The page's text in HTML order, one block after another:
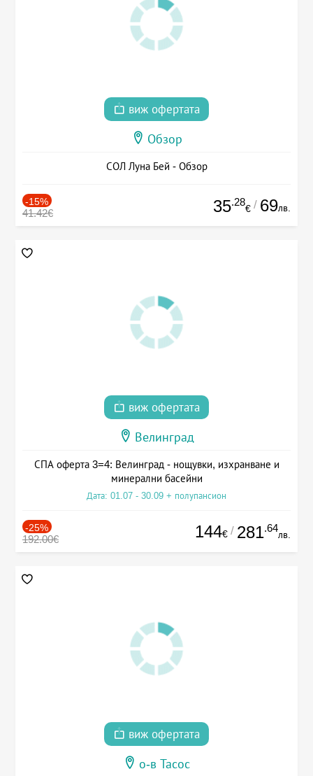
виж офертата
Обзор
СОЛ Луна Бей - Обзор
-15%
41.42€ 35.28
€ / 69лв.
виж офертата
Велинград
СПА оферта 3=4: Велинград - нощувки, изхранване и
минерални басейни
Дата: 01.07 - 30.09 + полупансион
-25%
192.00€ 144€ / 281.64
лв.
виж офертата
о-в Тасос